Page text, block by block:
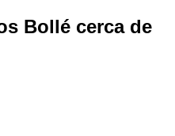
Bollé cerca de